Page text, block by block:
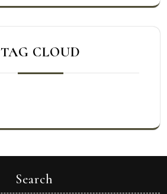
TAG CLOUD
Search